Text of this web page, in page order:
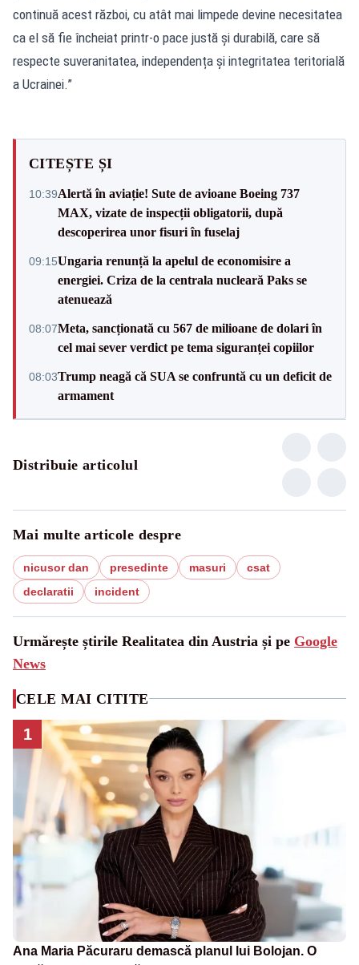
continuă acest război, cu atât mai limpede devine necesitatea
ca el să fie încheiat printr-o pace justă și durabilă, care să
respecte suveranitatea, independența și integritatea teritorială
a Ucrainei.”
CITEȘTE ȘI
10:39Alertă în aviație! Sute de avioane Boeing 737
MAX, vizate de inspecții obligatorii, după
descoperirea unor fisuri în fuselaj
09:15Ungaria renunță la apelul de economisire a
energiei. Criza de la centrala nucleară Paks se
atenuează
08:07Meta, sancționată cu 567 de milioane de dolari în
cel mai sever verdict pe tema siguranței copiilor
08:03Trump neagă că SUA se confruntă cu un deficit de
armament
Distribuie articolul
Mai multe articole despre
nicusor dan presedinte masuri
csat
declaratii
incident
Urmărește știrile Realitatea din Austria și pe Google
News
CELE MAI CITITE
1
Ana Maria Păcuraru demască planul lui Bolojan. O